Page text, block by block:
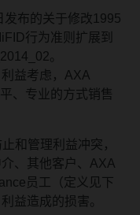
发布的关于修改1995
行为准则扩展到
。
益考虑，AXA
、专业的方式销售
和管理利益冲突，
、其他客户、AXA
员工（定义见下
益造成的损害。